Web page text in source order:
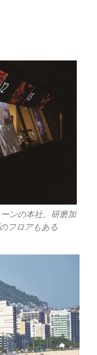
ンの本社。研磨加
フロアもある